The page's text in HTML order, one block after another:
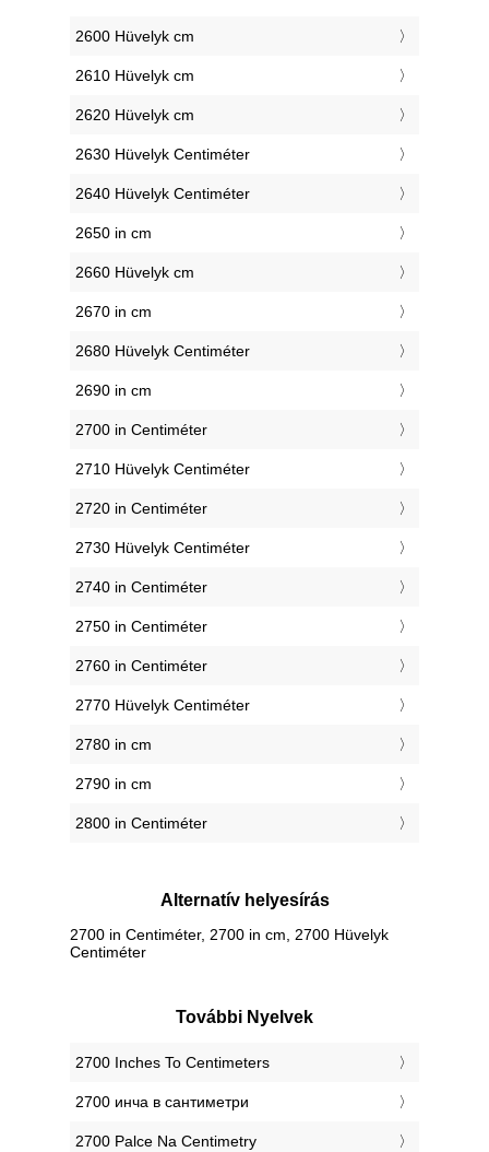
2600 Hüvelyk cm
2610 Hüvelyk cm
2620 Hüvelyk cm
2630 Hüvelyk Centiméter
2640 Hüvelyk Centiméter
2650 in cm
2660 Hüvelyk cm
2670 in cm
2680 Hüvelyk Centiméter
2690 in cm
2700 in Centiméter
2710 Hüvelyk Centiméter
2720 in Centiméter
2730 Hüvelyk Centiméter
2740 in Centiméter
2750 in Centiméter
2760 in Centiméter
2770 Hüvelyk Centiméter
2780 in cm
2790 in cm
2800 in Centiméter
Alternatív helyesírás
2700 in Centiméter, 2700 in cm, 2700 Hüvelyk
Centiméter
További Nyelvek
‎2700 Inches To Centimeters
‎2700 инча в сантиметри
‎2700 Palce Na Centimetry